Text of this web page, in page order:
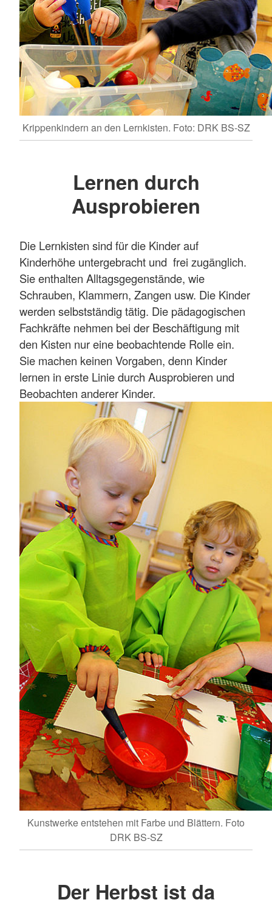
Krippenkindern an den Lernkisten. Foto: DRK BS-SZ
Lernen durch
Ausprobieren
Die Lernkisten sind für die Kinder auf
Kinderhöhe untergebracht und frei zugänglich.
Sie enthalten Alltagsgegenstände, wie
Schrauben, Klammern, Zangen usw. Die Kinder
werden selbstständig tätig. Die pädagogischen
Fachkräfte nehmen bei der Beschäftigung mit
den Kisten nur eine beobachtende Rolle ein.
Sie machen keinen Vorgaben, denn Kinder
lernen in erste Linie durch Ausprobieren und
Beobachten anderer Kinder.
Kunstwerke entstehen mit Farbe und Blättern. Foto
DRK BS-SZ
Der Herbst ist da